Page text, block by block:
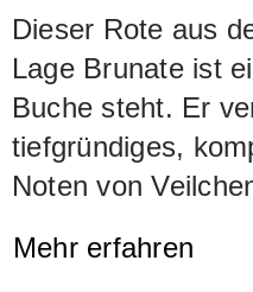
Dieser Rote aus
Lage Brunate ist
Buche steht. Er
tiefgründiges,
Noten von
doch von
Mehr erfahren